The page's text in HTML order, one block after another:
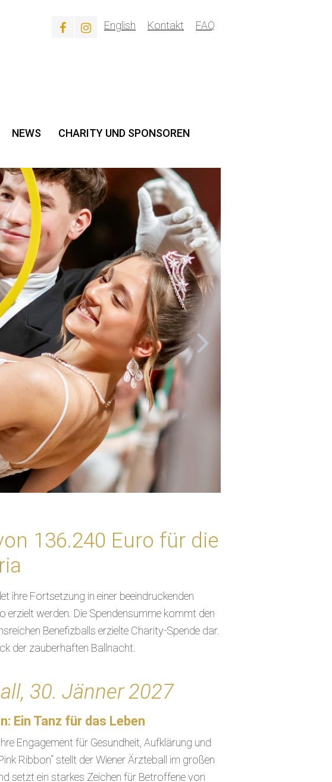
English Kontakt FAQ
NEWS CHARITY UND SPONSOREN
136.240 Euro für die
ihre Fortsetzung in einer beeindruckenden
erzielt werden. Die Spendensumme kommt den
Benefizballs erzielte Charity-Spende dar.
der zauberhaften Ballnacht.
30. Jänner 2027
Ein Tanz für das Leben
Engagement für Gesundheit, Aufklärung und
Ribbon“ stellt der Wiener Ärzteball im großen
setzt ein starkes Zeichen für Betroffene von